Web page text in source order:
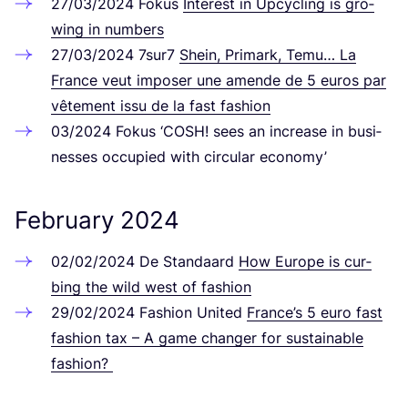
wing in numbers
27/03/2024 7sur7 Shein, Pri­mark, Temu… La
France veut impo­ser une amen­de de 5 euros par
vête­ment issu de la fast fashion
03/2024 Fokus ‘COSH! sees an increase in busi­
nesses occu­p­ied with cir­cu­lar economy’
February 2024
02/02/2024 De Stan­da­ard How Euro­pe is cur­
bing the wild west of fashion
29/02/2024 Fashion United Fran­ce’s 5 euro fast
fashion tax – A game chan­ger for sus­tainable
fashion?